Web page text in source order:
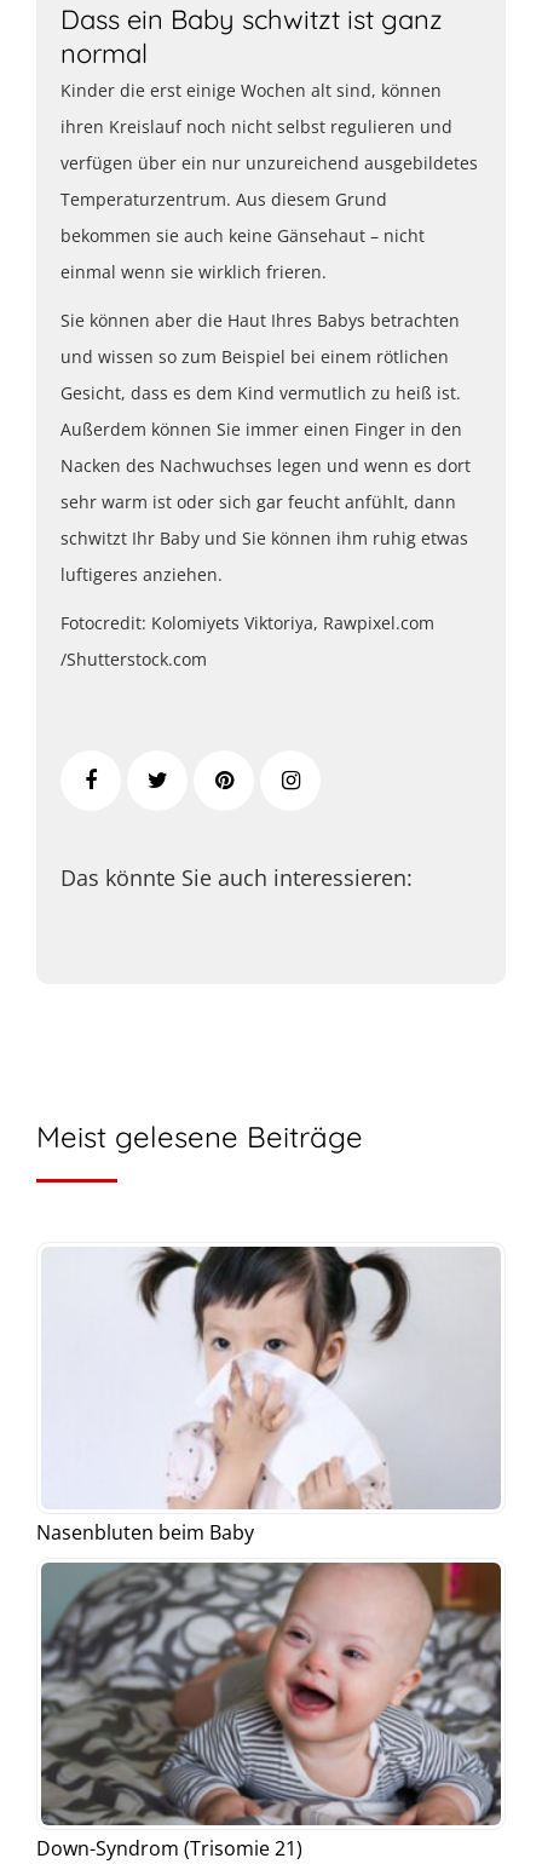
Dass ein Baby schwitzt ist ganz
normal
Kinder die erst einige Wochen alt sind, können
ihren Kreislauf noch nicht selbst regulieren und
verfügen über ein nur unzureichend ausgebildetes
Temperaturzentrum. Aus diesem Grund
bekommen sie auch keine Gänsehaut – nicht
einmal wenn sie wirklich frieren.
Sie können aber die Haut Ihres Babys betrachten
und wissen so zum Beispiel bei einem rötlichen
Gesicht, dass es dem Kind vermutlich zu heiß ist.
Außerdem können Sie immer einen Finger in den
Nacken des Nachwuchses legen und wenn es dort
sehr warm ist oder sich gar feucht anfühlt, dann
schwitzt Ihr Baby und Sie können ihm ruhig etwas
luftigeres anziehen.
Fotocredit: Kolomiyets Viktoriya, Rawpixel.com
/Shutterstock.com
Das könnte Sie auch interessieren:
Meist gelesene Beiträge
Nasenbluten beim Baby
Down-Syndrom (Trisomie 21)